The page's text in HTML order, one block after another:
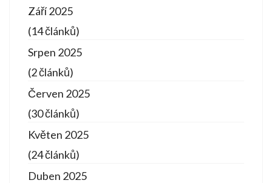
Září 2025
(14 článků)
Srpen 2025
(2 článků)
Červen 2025
(30 článků)
Květen 2025
(24 článků)
Duben 2025